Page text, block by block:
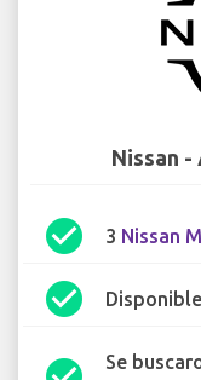
Nissan
check_circle 3 Nissan
check_circle
Se